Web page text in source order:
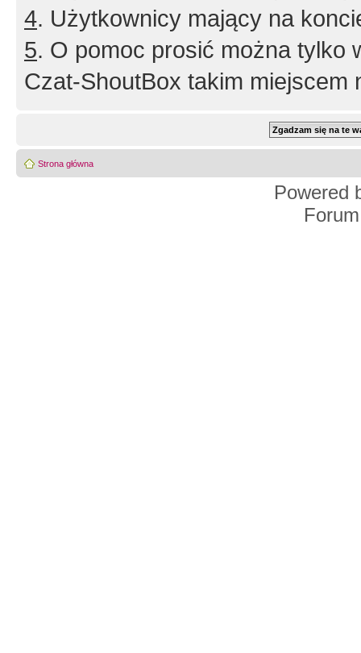
4. Użytkownicy mający na
5. O pomoc prosić można tylko
Czat-ShoutBox takim miejscem
Strona główna
Powered